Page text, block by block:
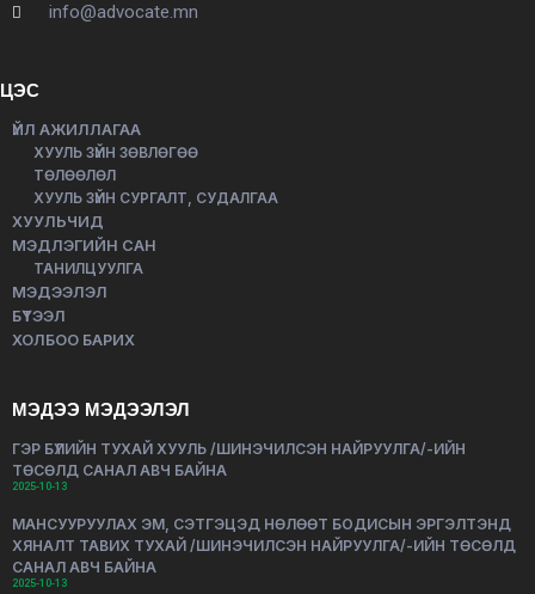
info@advocate.mn
ЦЭС
ҮЙЛ АЖИЛЛАГАА
ХУУЛЬ ЗҮЙН ЗӨВЛӨГӨӨ
ТӨЛӨӨЛӨЛ
ХУУЛЬ ЗҮЙН СУРГАЛТ, СУДАЛГАА
ХУУЛЬЧИД
МЭДЛЭГИЙН САН
ТАНИЛЦУУЛГА
МЭДЭЭЛЭЛ
БҮТЭЭЛ
ХОЛБОО БАРИХ
МЭДЭЭ МЭДЭЭЛЭЛ
ГЭР БҮЛИЙН ТУХАЙ ХУУЛЬ /ШИНЭЧИЛСЭН НАЙРУУЛГА/-ИЙН
ТӨСӨЛД САНАЛ АВЧ БАЙНА
2025-10-13
МАНСУУРУУЛАХ ЭМ, СЭТГЭЦЭД НӨЛӨӨТ БОДИСЫН ЭРГЭЛТЭНД
ХЯНАЛТ ТАВИХ ТУХАЙ /ШИНЭЧИЛСЭН НАЙРУУЛГА/-ИЙН ТӨСӨЛД
САНАЛ АВЧ БАЙНА
2025-10-13